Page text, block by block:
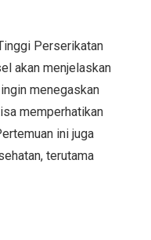
Perserikatan
akan menjelaskan
menegaskan
memperhatikan
ini juga
terutama